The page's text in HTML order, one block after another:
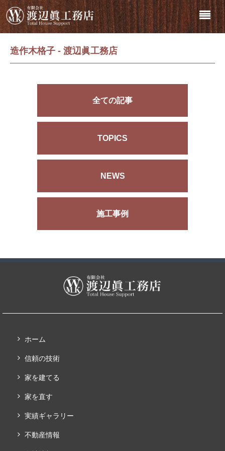
造作木格子 - 渡辺眞工務店
全ての記事
TOPICS
NEWS
施工事例
ホーム
信頼の技術
家を建てる
家を直す
実績ギャラリー
不動産情報